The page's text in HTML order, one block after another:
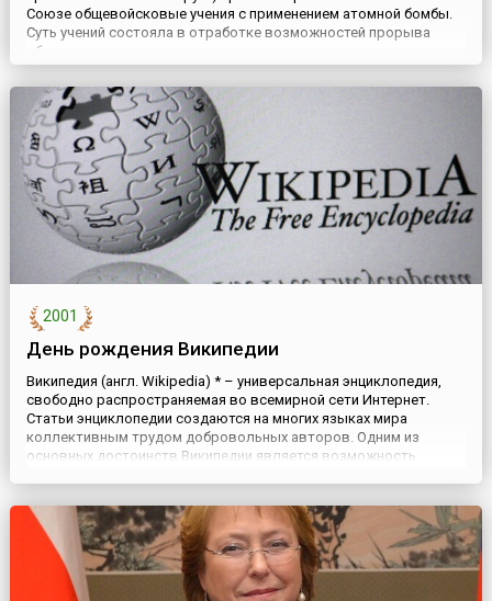
Союзе общевойсковые учения с применением атомной бомбы.
Суть учений состояла в отработке возможностей прорыва
обороны противника с использованием ядерного оружия.
Учения подготовил и провел маршал Георгий Жуков.
Непосредственно в атомных учениях участвовало более 45
тысяч военнослужащих, ...
2001
День рождения Википедии
Википедия (англ. Wikipedia) * – универсальная энциклопедия,
свободно распространяемая во всемирной сети Интернет.
Статьи энциклопедии создаются на многих языках мира
коллективным трудом добровольных авторов. Одним из
основных достоинств Википедии является возможность
сведений и тематическ...